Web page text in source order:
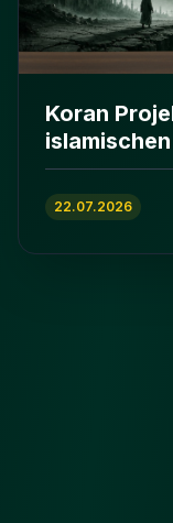
Koran
ʿImrān 86-
22.07.2026